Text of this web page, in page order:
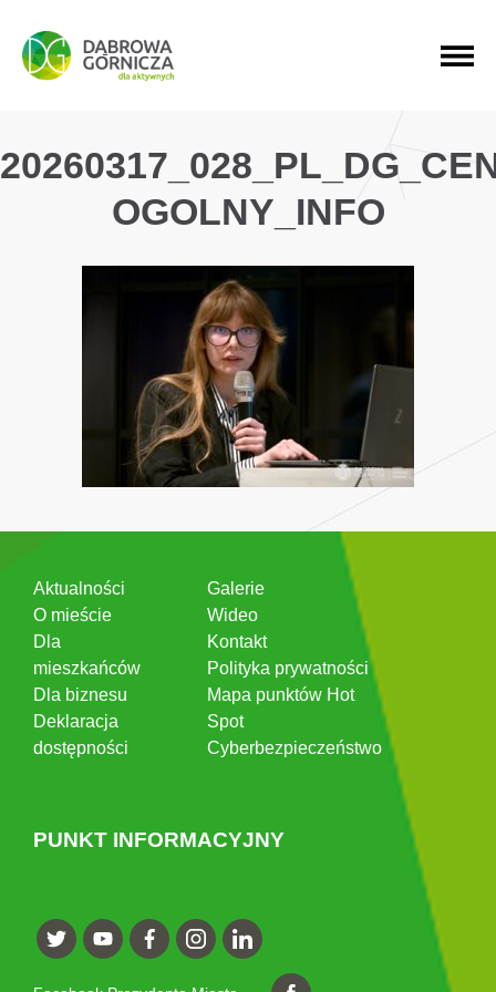
PRZEJDŹ DO MENU GŁÓWNEGO
PRZEJDŹ DO WYSZUKIWARKI
PRZEJDŹ DO TREŚCI
OGOLNY_INFO
Aktualności
O mieście
Dla
mieszkańców
Dla biznesu
Deklaracja
dostępności
Galerie
Wideo
Kontakt
Polityka prywatności
Mapa punktów Hot
Spot
Cyberbezpieczeństwo
PUNKT INFORMACYJNY